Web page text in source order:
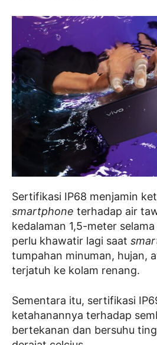
Sertifikasi IP68 menjamin
smartphone terhadap air
kedalaman 1,5-meter
perlu khawatir lagi saat
tumpahan minuman, hujan,
terjatuh ke kolam renang.
Sementara itu, sertifikasi
ketahanannya terhadap
bertekanan dan bersuhu